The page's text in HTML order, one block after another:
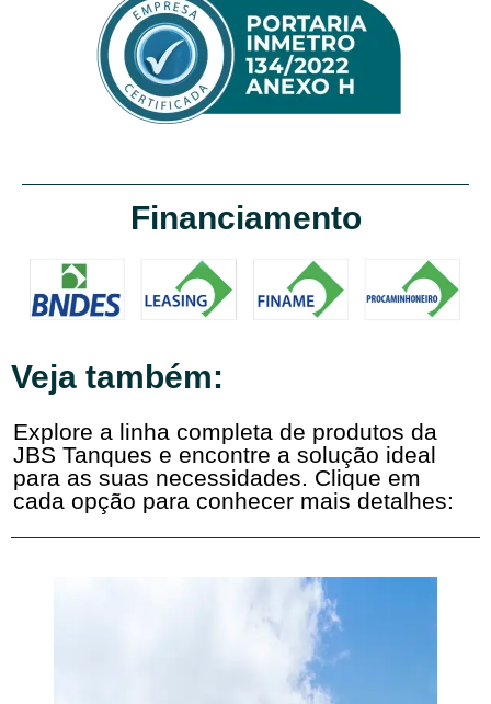
Financiamento
Veja também:
Explore a linha completa de produtos da
JBS Tanques e encontre a solução ideal
para as suas necessidades. Clique em
cada opção para conhecer mais detalhes: